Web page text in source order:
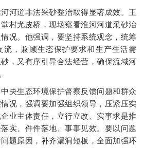
道非法采砂整治取得显著成效。王
村尤皮桥，现场察看淮河河道采砂治
况。他强调，要坚持系统观念，统筹
流，兼顾生态保护要求和生产生活需
，又有序引导合法经营，确保流域河
生态环境保护督察反馈问题和群众
况，强调要加强组织领导，压紧压实
业主体责任，立行立改、实事求是推
实、件件落地、事事见效。要以问题
题原因，补齐漏洞短板，全面加强环